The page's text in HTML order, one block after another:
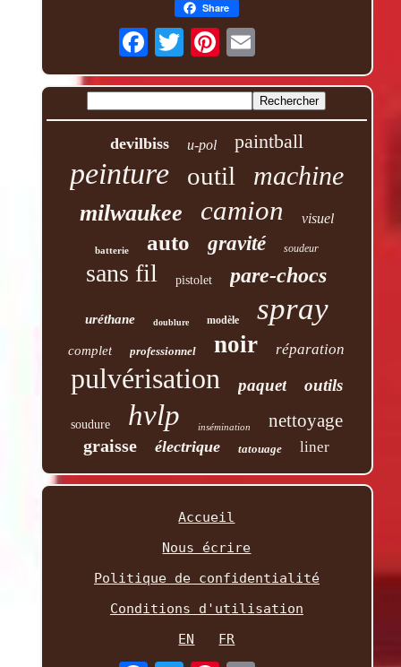
Share
devilbiss u-pol paintball
peinture outil machine
milwaukee camion visuel
batterie auto gravité soudeur
sans fil pistolet pare-chocs
uréthane doublure modèle spray
complet professionnel noir réparation
pulvérisation paquet outils
soudure hvlp insémination nettoyage
graisse électrique tatouage liner
Accueil
Nous écrire
Politique de confidentialité
Conditions d'utilisation
EN
FR